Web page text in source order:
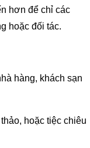
hơn để chỉ các
hoặc đối tác.
hàng, khách sạn
hoặc tiệc chiêu